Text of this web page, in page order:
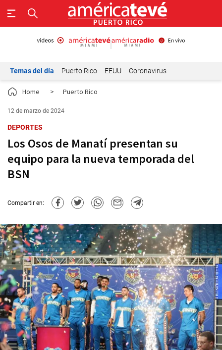
Temas del día Puerto Rico EEUU Coronavirus
Home > Puerto Rico
12 de marzo de 2024
DEPORTES
Los Osos de Manatí presentan su
equipo para la nueva temporada del
BSN
Compartir en: